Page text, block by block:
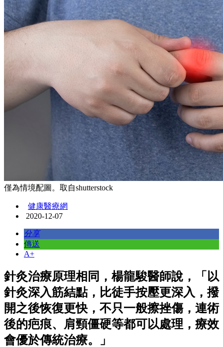
僅為情境配圖。取自shutterstock
健康醫療網
2020-12-07
分享
傳送
A+
針灸治療原理相同，楊龍駿醫師說，「以
針灸深入筋結點，比徒手按壓更深入，撥
開之後恢復更快，不只一般擦挫傷，連術
後的疤痕、肩頸僵硬等都可以處理，療效
會優於傳統治療。」